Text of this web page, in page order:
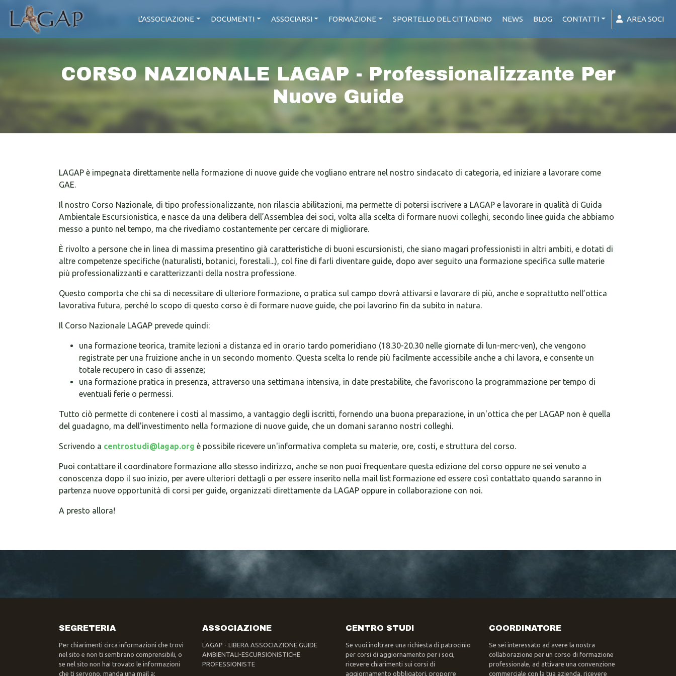
L'ASSOCIAZIONE DOCUMENTI ASSOCIARSI FORMAZIONE SPORTELLO DEL CITTADINO NEWS BLOG CONTATTI AREA SOCI
CORSO NAZIONALE LAGAP - Professionalizzante Per
Nuove Guide
LAGAP è impegnata direttamente nella formazione di nuove guide che vogliano entrare nel nostro sindacato di categoria, ed iniziare a lavorare come
GAE.
Il nostro Corso Nazionale, di tipo professionalizzante, non rilascia abilitazioni, ma permette di potersi iscrivere a LAGAP e lavorare in qualità di Guida
Ambientale Escursionistica, e nasce da una delibera dell’Assemblea dei soci, volta alla scelta di formare nuovi colleghi, secondo linee guida che abbiamo
messo a punto nel tempo, ma che rivediamo costantemente per cercare di migliorare.
È rivolto a persone che in linea di massima presentino già caratteristiche di buoni escursionisti, che siano magari professionisti in altri ambiti, e dotati di
altre competenze specifiche (naturalisti, botanici, forestali...), col fine di farli diventare guide, dopo aver seguito una formazione specifica sulle materie
più professionalizzanti e caratterizzanti della nostra professione.
Questo comporta che chi sa di necessitare di ulteriore formazione, o pratica sul campo dovrà attivarsi e lavorare di più, anche e soprattutto nell’ottica
lavorativa futura, perché lo scopo di questo corso è di formare nuove guide, che poi lavorino fin da subito in natura.
Il Corso Nazionale LAGAP prevede quindi:
una formazione teorica, tramite lezioni a distanza ed in orario tardo pomeridiano (18.30-20.30 nelle giornate di lun-merc-ven), che vengono
registrate per una fruizione anche in un secondo momento. Questa scelta lo rende più facilmente accessibile anche a chi lavora, e consente un
totale recupero in caso di assenze;
una formazione pratica in presenza, attraverso una settimana intensiva, in date prestabilite, che favoriscono la programmazione per tempo di
eventuali ferie o permessi.
Tutto ciò permette di contenere i costi al massimo, a vantaggio degli iscritti, fornendo una buona preparazione, in un'ottica che per LAGAP non è quella
del guadagno, ma dell'investimento nella formazione di nuove guide, che un domani saranno nostri colleghi.
Scrivendo a centrostudi@lagap.org è possibile ricevere un'informativa completa su materie, ore, costi, e struttura del corso.
Puoi contattare il coordinatore formazione allo stesso indirizzo, anche se non puoi frequentare questa edizione del corso oppure ne sei venuto a
conoscenza dopo il suo inizio, per avere ulteriori dettagli o per essere inserito nella mail list formazione ed essere così contattato quando saranno in
partenza nuove opportunità di corsi per guide, organizzati direttamente da LAGAP oppure in collaborazione con noi.
A presto allora!
SEGRETERIA
Per chiarimenti circa informazioni che trovi
nel sito e non ti sembrano comprensibili, o
se nel sito non hai trovato le informazioni
che ti servono, manda una mail a:
ASSOCIAZIONE
LAGAP - LIBERA ASSOCIAZIONE GUIDE
AMBIENTALI-ESCURSIONISTICHE
PROFESSIONISTE
CENTRO STUDI
Se vuoi inoltrare una richiesta di patrocinio
per corsi di aggiornamento per i soci,
ricevere chiarimenti sui corsi di
aggiornamento obbligatori, proporre
COORDINATORE
Se sei interessato ad avere la nostra
collaborazione per un corso di formazione
professionale, ad attivare una convenzione
commerciale con la tua azienda, ricevere